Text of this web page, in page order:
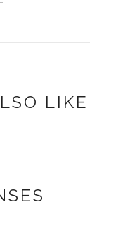
LIKE